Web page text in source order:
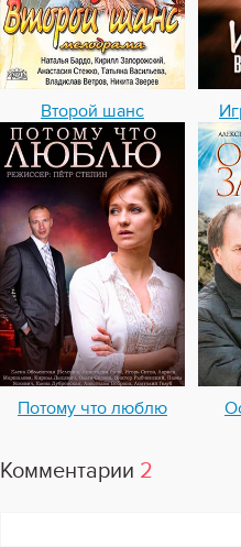
Второй шанс
Потому что люблю
Комментарии 2